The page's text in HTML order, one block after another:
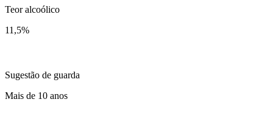
Teor alcoólico
11,5%
Sugestão de guarda
Mais de 10 anos